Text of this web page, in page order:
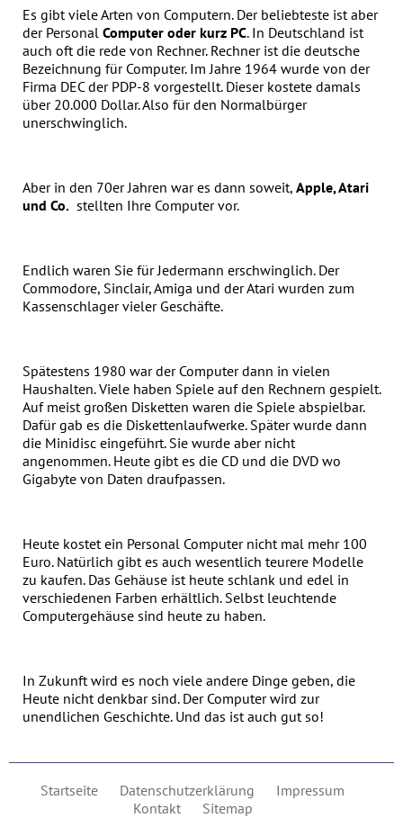
Es gibt viele Arten von Computern. Der beliebteste ist aber
der Personal Computer oder kurz PC. In Deutschland ist
auch oft die rede von Rechner. Rechner ist die deutsche
Bezeichnung für Computer. Im Jahre 1964 wurde von der
Firma DEC der PDP-8 vorgestellt. Dieser kostete damals
über 20.000 Dollar. Also für den Normalbürger
unerschwinglich.
Aber in den 70er Jahren war es dann soweit, Apple, Atari
und Co. stellten Ihre Computer vor.
Endlich waren Sie für Jedermann erschwinglich. Der
Commodore, Sinclair, Amiga und der Atari wurden zum
Kassenschlager vieler Geschäfte.
Spätestens 1980 war der Computer dann in vielen
Haushalten. Viele haben Spiele auf den Rechnern gespielt.
Auf meist großen Disketten waren die Spiele abspielbar.
Dafür gab es die Diskettenlaufwerke. Später wurde dann
die Minidisc eingeführt. Sie wurde aber nicht
angenommen. Heute gibt es die CD und die DVD wo
Gigabyte von Daten draufpassen.
Heute kostet ein Personal Computer nicht mal mehr 100
Euro. Natürlich gibt es auch wesentlich teurere Modelle
zu kaufen. Das Gehäuse ist heute schlank und edel in
verschiedenen Farben erhältlich. Selbst leuchtende
Computergehäuse sind heute zu haben.
In Zukunft wird es noch viele andere Dinge geben, die
Heute nicht denkbar sind. Der Computer wird zur
unendlichen Geschichte. Und das ist auch gut so!
Startseite Datenschutzerklärung
Impressum
Kontakt
Sitemap